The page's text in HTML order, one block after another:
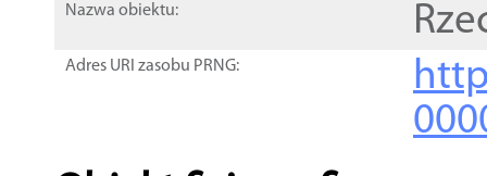
Nazwa obiektu:
Adres URI zasobu PRNG: